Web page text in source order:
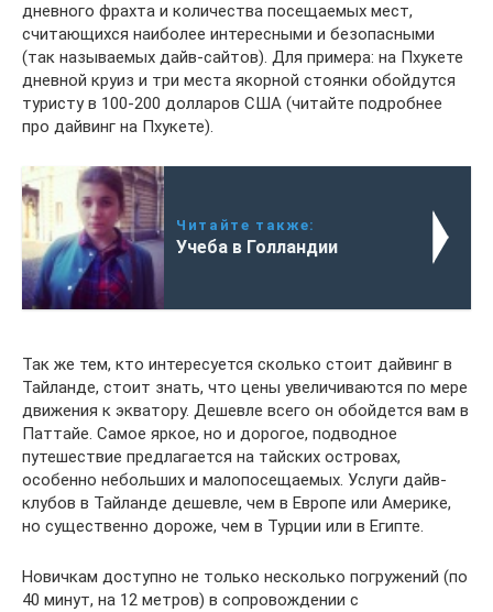
дневного фрахта и количества посещаемых мест,
считающихся наиболее интересными и безопасными
(так называемых дайв-сайтов). Для примера: на Пхукете
дневной круиз и три места якорной стоянки обойдутся
туристу в 100-200 долларов США (читайте подробнее
про дайвинг на Пхукете).
Читайте также:
Учеба в Голландии
Так же тем, кто интересуется сколько стоит дайвинг в
Тайланде, стоит знать, что цены увеличиваются по мере
движения к экватору. Дешевле всего он обойдется вам в
Паттайе. Самое яркое, но и дорогое, подводное
путешествие предлагается на тайских островах,
особенно небольших и малопосещаемых. Услуги дайв-
клубов в Тайланде дешевле, чем в Европе или Америке,
но существенно дороже, чем в Турции или в Египте.
Новичкам доступно не только несколько погружений (по
40 минут, на 12 метров) в сопровождении с